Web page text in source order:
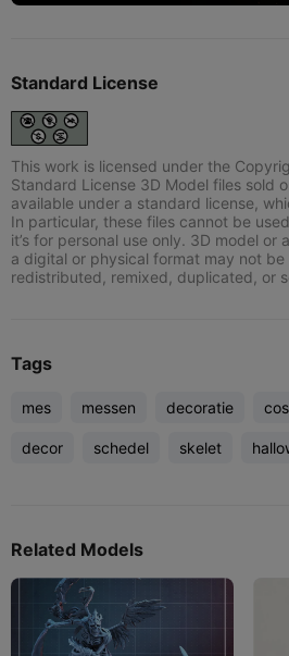
Standard License
This work is licensed under the
Standard License 3D Model files sold
available under a standard license,
In particular, these files cannot be
it’s for personal use only. 3D model or
a digital or physical format may not be
redistributed, remixed, duplicated, or
Tags
mes messen decoratie
decor schedel skelet
Related Models